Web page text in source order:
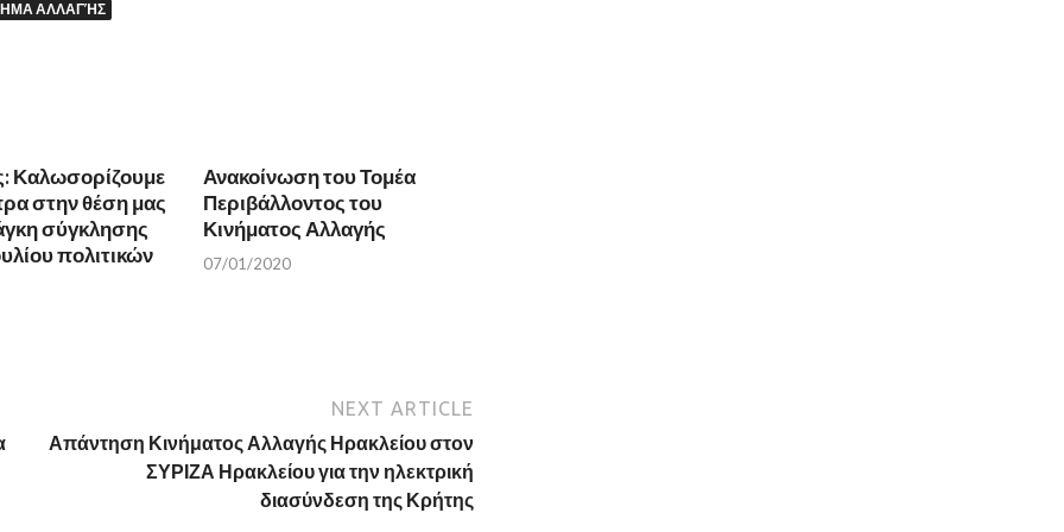
ΑΛΛΑΓΉΣ
Καλωσορίζουμε
στην θέση μας
σύγκλησης
πολιτικών
Ανακοίνωση του Τομέα
Περιβάλλοντος του
Κινήματος Αλλαγής
07/01/2020
NEXT ARTICLE
Απάντηση Κινήματος Αλλαγής Ηρακλείου στον
ΣΥΡΙΖΑ Ηρακλείου για την ηλεκτρική
διασύνδεση της Κρήτης